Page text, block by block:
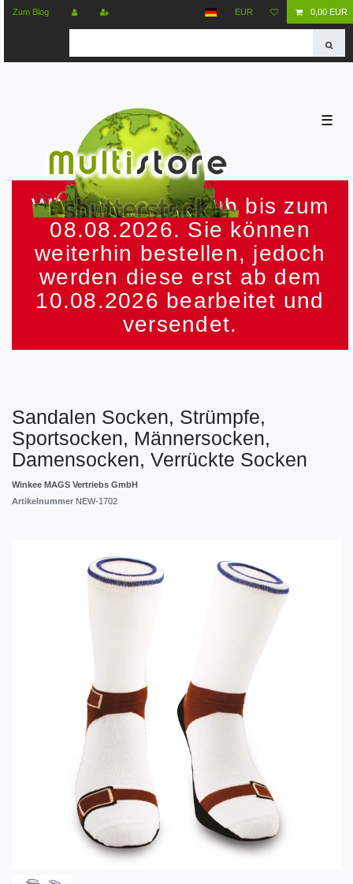
Zum Blog EUR 0,00 EUR
☰
Wir machen Urlaub bis zum
08.08.2026. Sie können
weiterhin bestellen, jedoch
werden diese erst ab dem
10.08.2026 bearbeitet und
versendet.
Sandalen Socken, Strümpfe,
Sportsocken, Männersocken,
Damensocken, Verrückte Socken
Winkee MAGS Vertriebs GmbH
Artikelnummer NEW-1702